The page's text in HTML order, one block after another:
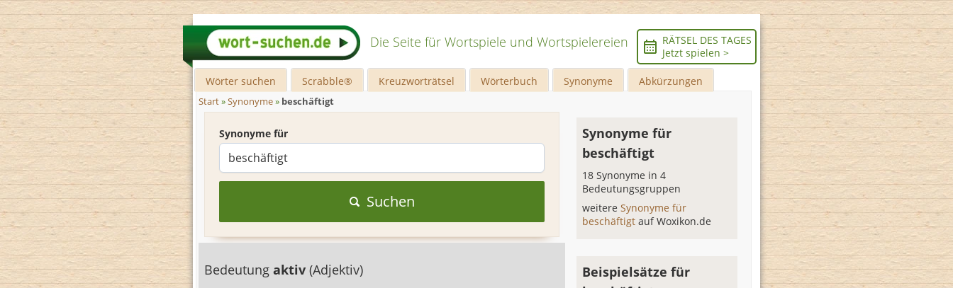
Die Seite für Wortspiele und Wortspielereien
RÄTSEL DES TAGES
Jetzt spielen >
Wörter suchen Scrabble® Kreuzworträtsel Wörterbuch Synonyme Abkürzungen
Start»Synonyme» beschäftigt
Synonyme für
Suchen
Bedeutung aktiv (Adjektiv)
Synonyme für
beschäftigt
18 Synonyme in 4
Bedeutungsgruppen
weitereSynonyme für
beschäftigtauf Woxikon.de
Beispielsätze für